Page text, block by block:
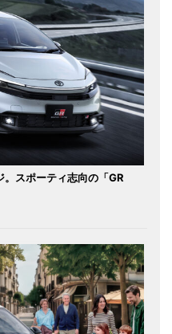
。スポーティ志向の「GR